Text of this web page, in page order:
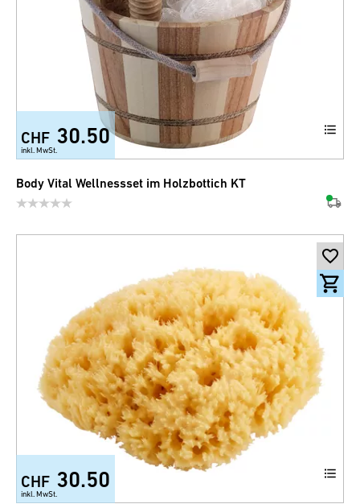
CHF 30.50
inkl. MwSt.
Body Vital Wellnessset im Holzbottich KT
CHF 30.50
inkl. MwSt.